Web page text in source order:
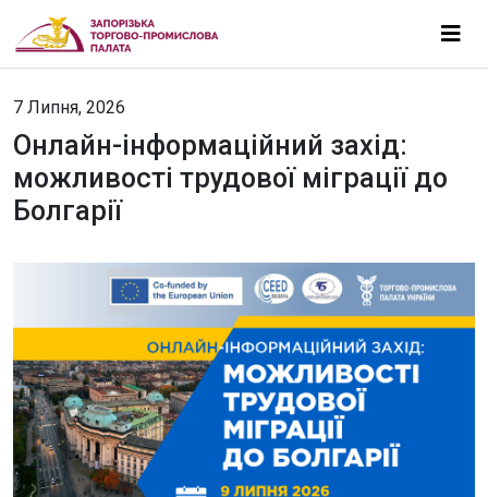
7 Липня, 2026
Онлайн-інформаційний захід:
можливості трудової міграції до
Болгарії